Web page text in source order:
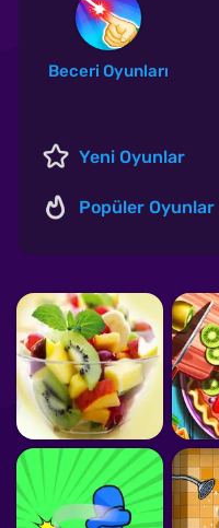
Beceri Oyunları
Yeni Oyunlar
Popüler Oyunlar